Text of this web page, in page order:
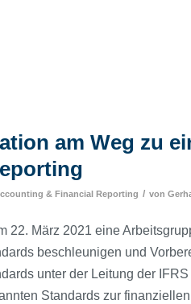
am Weg zu
& Financial Reporting / von
22. März 2021 eine
beschleunigen und
unter der Leitung der
Standards zur